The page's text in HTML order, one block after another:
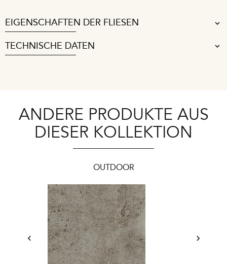
EIGENSCHAFTEN DER FLIESEN
TECHNISCHE DATEN
ANDERE PRODUKTE AUS
DIESER KOLLEKTION
OUTDOOR